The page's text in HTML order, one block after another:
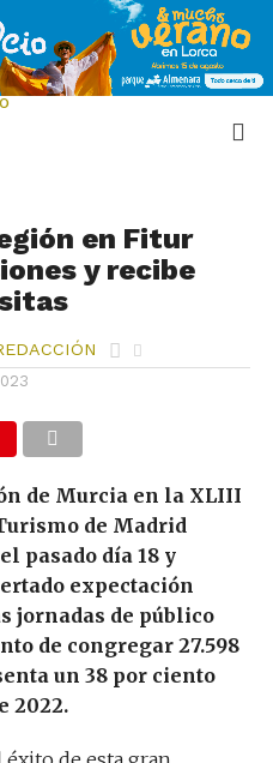
en Fitur
y recibe
de Murcia en la XLIII
de Madrid
pasado día 18 y
expectación
jornadas de público
de congregar 27.598
un 38 por ciento
2022.